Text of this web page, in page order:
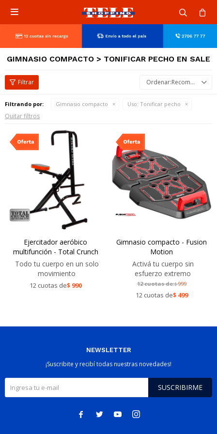

GIMNASIO COMPACTO > TONIFICAR PECHO EN SALE
Recomendados
Filtrando por: Gimnasio compacto Uso: Tonificar pecho
Quitar filtros
Ejercitador aeróbico
multifunción - Total Crunch
Todo tu cuerpo en un solo
movimiento
12 cuotas de$ 990
Gimnasio compacto - Fusion
Motion
Activá tu cuerpo sin
esfuerzo extremo
12 cuotas de:$999
12 cuotas de$ 499
NEWSLETTER
¡Suscribite y recibí todas nuestras novedades!
SUSCRIBIRME
   